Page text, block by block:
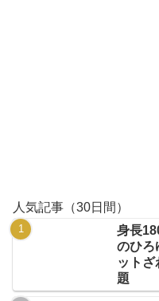
人気記事（30日間）
身長
のひろ
ット
題